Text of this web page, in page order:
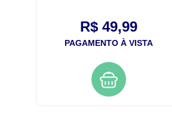
R$ 49,99
PAGAMENTO À VISTA